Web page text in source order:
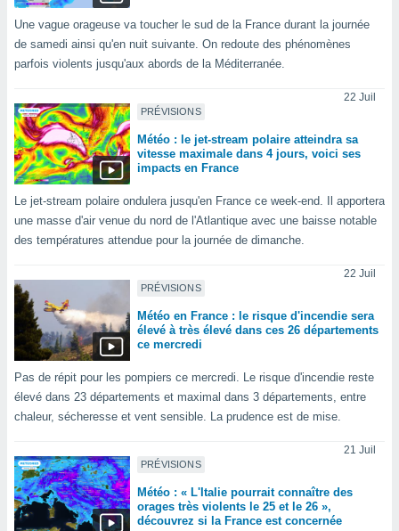
web.
nos
ou
des
sur
limitées
pour
des
Une vague orageuse va toucher le sud de la France durant la journée
de samedi ainsi qu'en nuit suivante. On redoute des phénomènes
parfois violents jusqu'aux abords de la Méditerranée.
PRÉVISIONS
22 Juil
Météo : le jet-stream polaire atteindra sa
vitesse maximale dans 4 jours, voici ses
impacts en France
Le jet-stream polaire ondulera jusqu'en France ce week-end. Il apportera
une masse d'air venue du nord de l'Atlantique avec une baisse notable
des températures attendue pour la journée de dimanche.
PRÉVISIONS
22 Juil
Météo en France : le risque d'incendie sera
élevé à très élevé dans ces 26 départements
ce mercredi
Pas de répit pour les pompiers ce mercredi. Le risque d'incendie reste
élevé dans 23 départements et maximal dans 3 départements, entre
chaleur, sécheresse et vent sensible. La prudence est de mise.
PRÉVISIONS
21 Juil
Météo : « L'Italie pourrait connaître des
orages très violents le 25 et le 26 »,
découvrez si la France est concernée